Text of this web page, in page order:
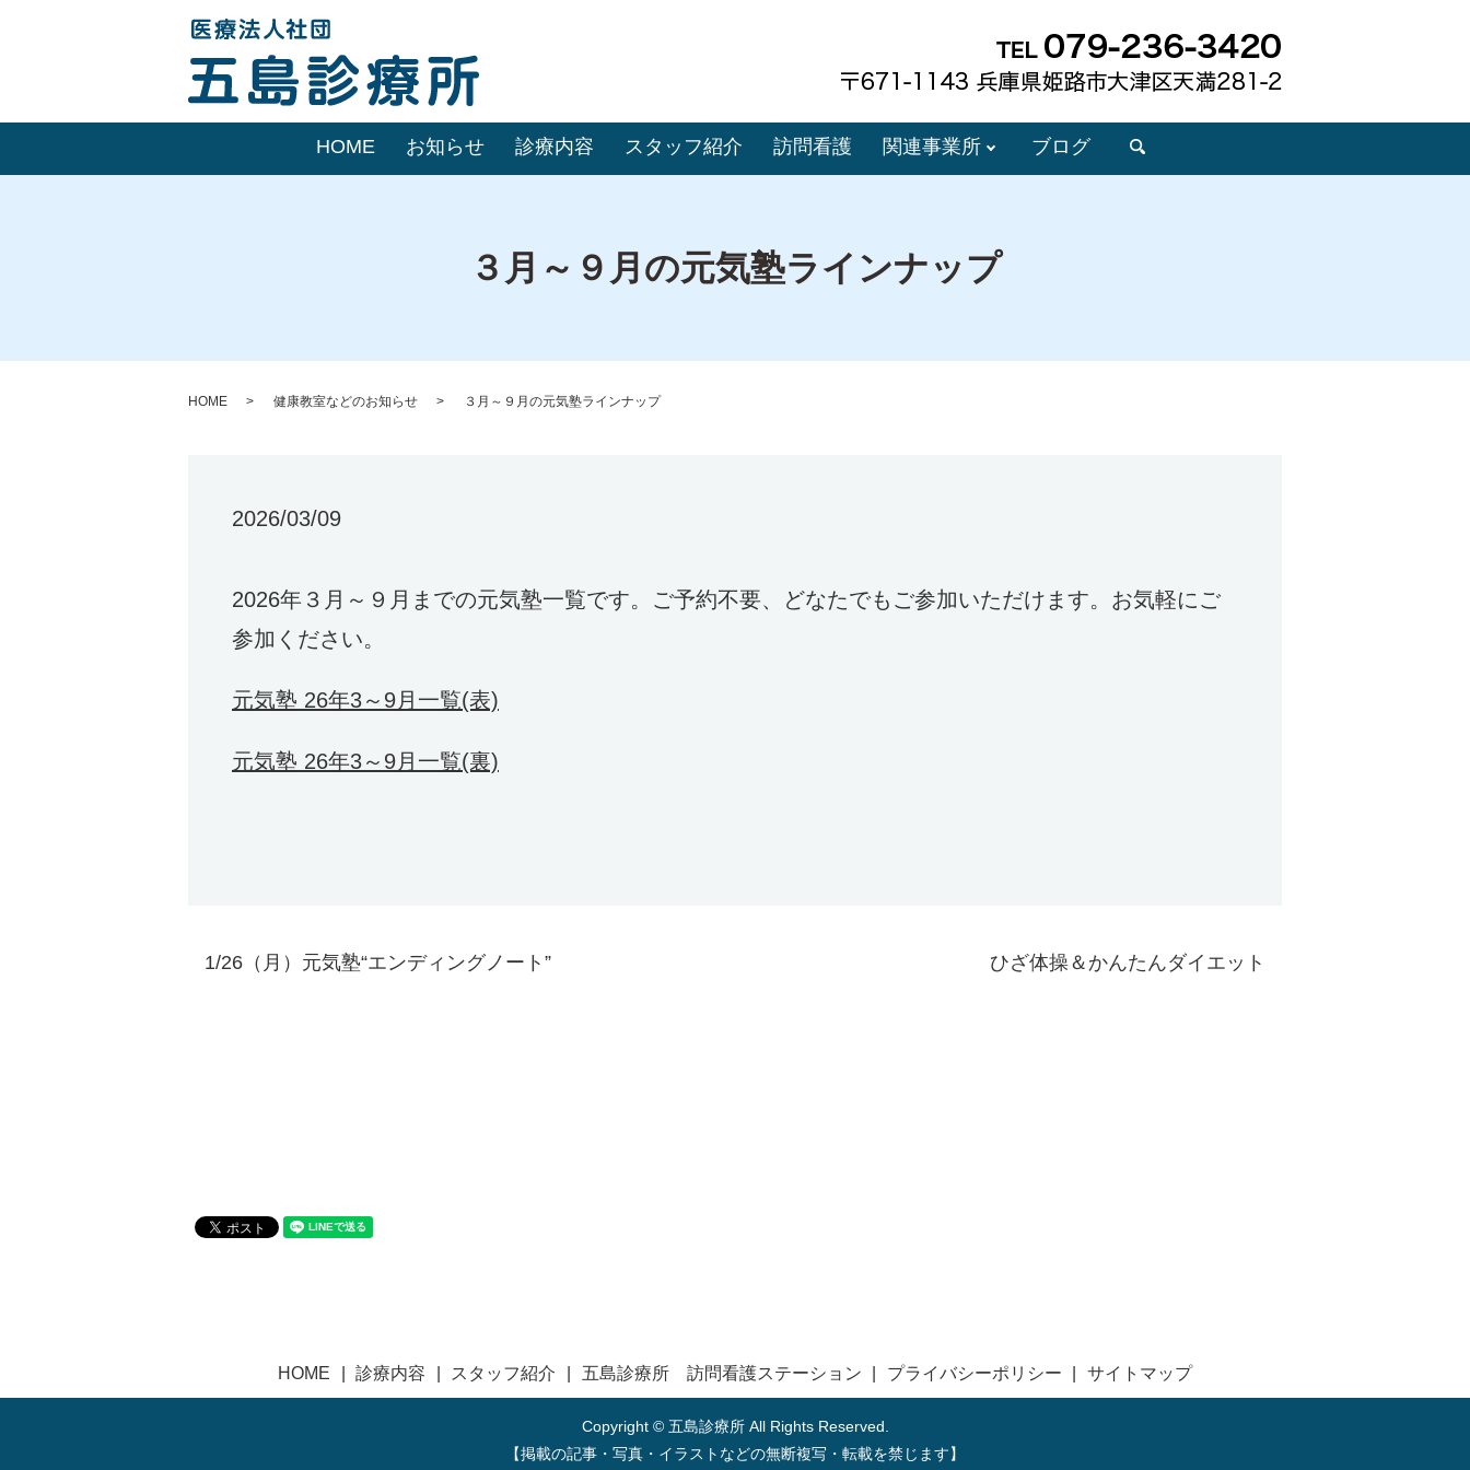
HOME お知らせ 診療内容 スタッフ紹介 訪問看護 関連事業所 ブログ
３月～９月の元気塾ラインナップ
HOME 健康教室などのお知らせ ３月～９月の元気塾ラインナップ
2026/03/09
2026年３月～９月までの元気塾一覧です。ご予約不要、どなたでもご参加いただけます。お気軽にご
参加ください。
元気塾 26年3～9月一覧(表)
元気塾 26年3～9月一覧(裏)
1/26（月）元気塾“エンディングノート” ひざ体操＆かんたんダイエット
HOME 診療内容 スタッフ紹介 五島診療所 訪問看護ステーション プライバシーポリシー サイトマップ
Copyright © 五島診療所 All Rights Reserved.
【掲載の記事・写真・イラストなどの無断複写・転載を禁じます】